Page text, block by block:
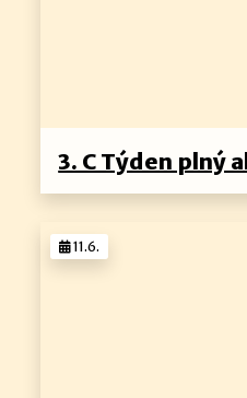
3. C Týden plný
11.6.